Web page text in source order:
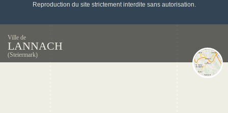
Reproduction du site strictement interdite sans autorisation.
Ville de
LANNACH
(Steiermark)